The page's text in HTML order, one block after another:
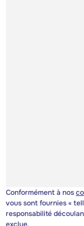
Conformément à nos
vous sont fournies «
responsabilité